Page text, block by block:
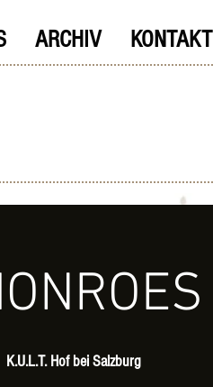
ARCHIV KONTAKT
K.U.L.T. Hof bei Salzburg